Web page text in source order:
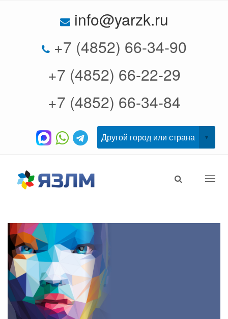
info@yarzk.ru
+7 (4852) 66-34-90
+7 (4852) 66-22-29
+7 (4852) 66-34-84